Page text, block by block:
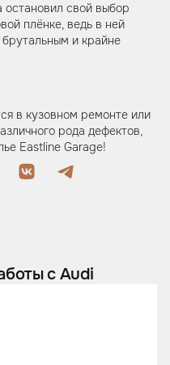
остановил свой выбор
плёнке, ведь в ней
и крайне
в кузовном ремонте или
рода дефектов,
Eastline Garage!
с Audi